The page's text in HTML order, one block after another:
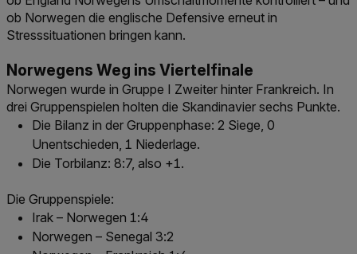
ob Norwegen die englische Defensive erneut in
Stresssituationen bringen kann.
Norwegens Weg ins Viertelfinale
Norwegen wurde in Gruppe I Zweiter hinter Frankreich. In
drei Gruppenspielen holten die Skandinavier sechs Punkte.
Die Bilanz in der Gruppenphase: 2 Siege, 0
Unentschieden, 1 Niederlage.
Die Torbilanz: 8:7, also +1.
Die Gruppenspiele:
Irak – Norwegen 1:4
Norwegen – Senegal 3:2